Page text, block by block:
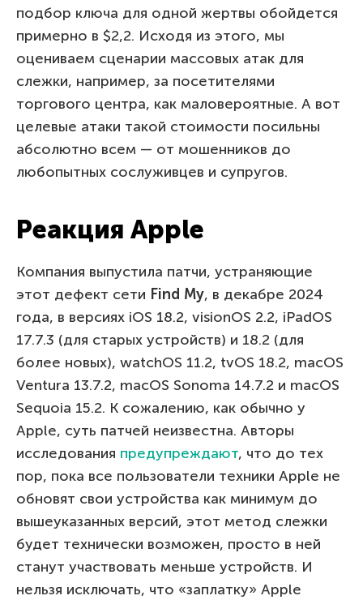
подбор ключа для одной жертвы обойдется
примерно в $2,2. Исходя из этого, мы
оцениваем сценарии массовых атак для
слежки, например, за посетителями
торгового центра, как маловероятные. А вот
целевые атаки такой стоимости посильны
абсолютно всем — от мошенников до
любопытных сослуживцев и супругов.
Реакция Apple
Компания выпустила патчи, устраняющие
этот дефект сети Find My, в декабре 2024
года, в версиях iOS 18.2, visionOS 2.2, iPadOS
17.7.3 (для старых устройств) и 18.2 (для
более новых), watchOS 11.2, tvOS 18.2, macOS
Ventura 13.7.2, macOS Sonoma 14.7.2 и macOS
Sequoia 15.2. К сожалению, как обычно у
Apple, суть патчей неизвестна. Авторы
исследования предупреждают, что до тех
пор, пока все пользователи техники Apple не
обновят свои устройства как минимум до
вышеуказанных версий, этот метод слежки
будет технически возможен, просто в ней
станут участвовать меньше устройств. И
нельзя исключать, что «заплатку» Apple